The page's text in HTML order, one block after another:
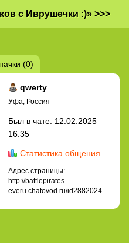
с Иврушечки :)» >>>
(0)
qwerty
Уфа, Россия
Был в чате: 12.02.2025
16:35
Статистика общения
Адрес страницы:
http://battlepirates-
everu.chatovod.ru/id2882024